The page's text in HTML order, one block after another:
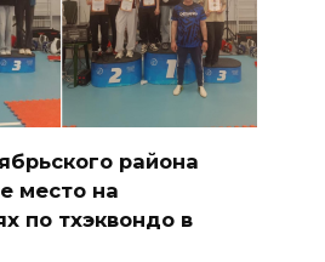
района
место на
по тхэквондо в